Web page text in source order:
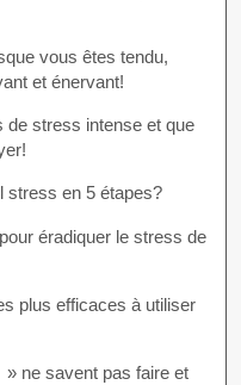
vous êtes tendu,
et énervant!
de stress intense et que
stress en 5 étapes?
éradiquer le stress de
plus efficaces à utiliser
ne savent pas faire et